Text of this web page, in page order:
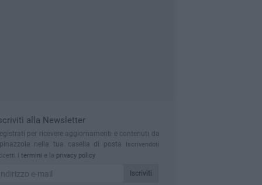
alla Newsletter
per ricevere aggiornamenti e contenuti da
nella tua casella di posta
Iscrivendoti
i termini e la privacy policy
Iscriviti